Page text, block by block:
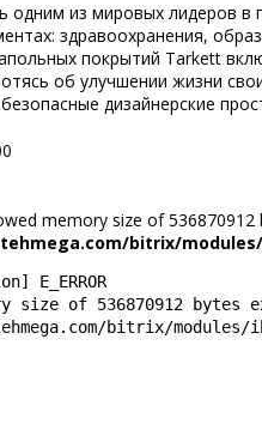
одним из мировых лидеров
здравоохранения,
покрытий Tarkett
об улучшении жизни
дизайнерские
memory size of
bitrix/
E_ERROR
size of 536870912
bitrix/